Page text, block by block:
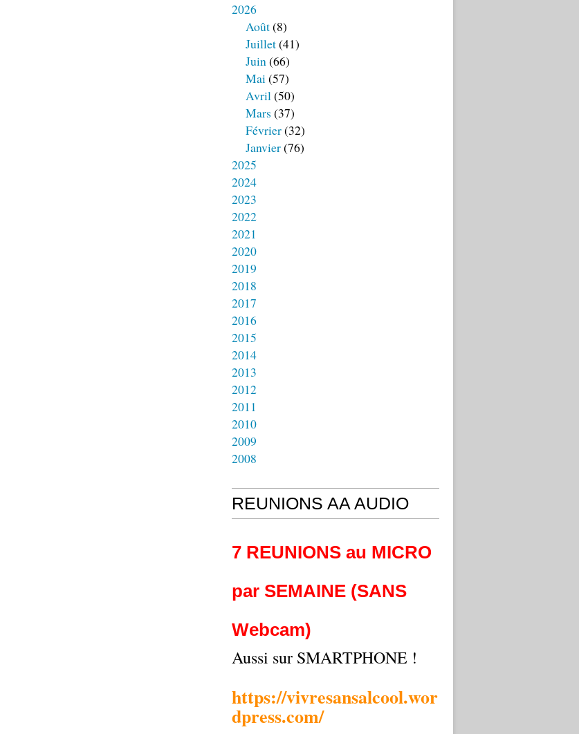
2026
Août(8)
Juillet(41)
Juin(66)
Mai(57)
Avril(50)
Mars (37)
Février(32)
Janvier(76)
2025
2024
2023
2022
2021
2020
2019
2018
2017
2016
2015
2014
2013
2012
2011
2010
2009
2008
REUNIONS AA AUDIO
7 REUNIONS au MICRO
par SEMAINE (SANS
Webcam)
Aussi sur SMARTPHONE !
https://vivresansalcool.wor
dpress.com/